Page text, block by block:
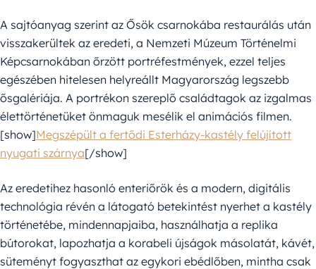
A sajtóanyag szerint az Ősök csarnokába restaurálás után
visszakerültek az eredeti, a Nemzeti Múzeum Történelmi
Képcsarnokában őrzött portréfestmények, ezzel teljes
egészében hitelesen helyreállt Magyarország legszebb
ősgalériája. A portrékon szereplő családtagok az izgalmas
élettörténetüket önmaguk mesélik el animációs filmen.
[show]Megszépült a fertődi Esterházy-kastély felújított
nyugati szárnya[/show]
Az eredetihez hasonló enteriőrök és a modern, digitális
technológia révén a látogató betekintést nyerhet a kastély
történetébe, mindennapjaiba, használhatja a replika
bútorokat, lapozhatja a korabeli újságok másolatát, kávét,
süteményt fogyaszthat az egykori ebédlőben, mintha csak